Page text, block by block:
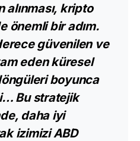
alınması, kripto
önemli bir adım.
güvenilen ve
eden küresel
boyunca
Bu stratejik
daha iyi
izimizi ABD